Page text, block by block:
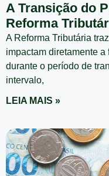
A Transição do
Reforma
A Reforma Tributária
impactam diretamente
durante o período de
intervalo,
LEIA MAIS »